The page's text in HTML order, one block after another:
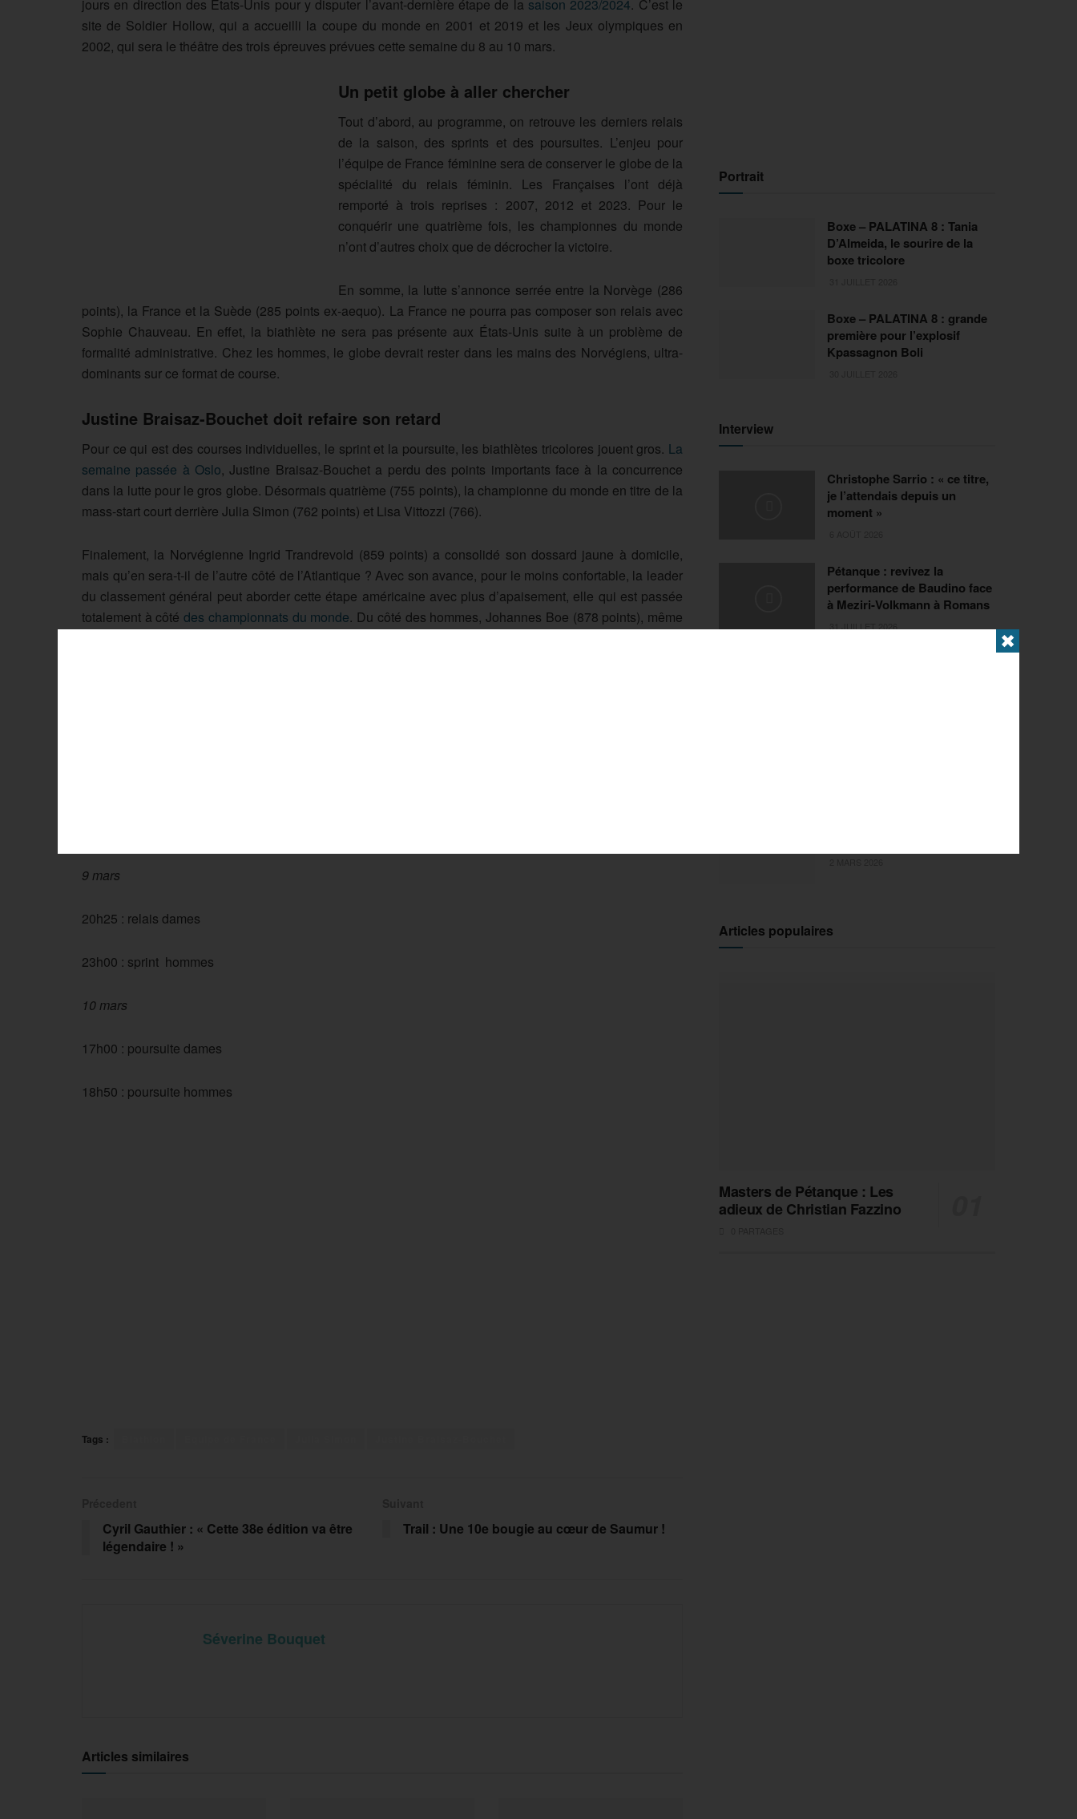
jours en direction des États-Unis pour y disputer l’avant-dernière étape de la saison 2023/2024. C’est le
site de Soldier Hollow, qui a accueilli la coupe du monde en 2001 et 2019 et les Jeux olympiques en
2002, qui sera le théâtre des trois épreuves prévues cette semaine du 8 au 10 mars.
Un petit globe à aller chercher
Tout d’abord, au programme, on retrouve les derniers relais
de la saison, des sprints et des poursuites. L’enjeu pour
l’équipe de France féminine sera de conserver le globe de la
spécialité du relais féminin. Les Françaises l’ont déjà
remporté à trois reprises : 2007, 2012 et 2023. Pour le
conquérir une quatrième fois, les championnes du monde
n’ont d’autres choix que de décrocher la victoire.
En somme, la lutte s’annonce serrée entre la Norvège (286
points), la France et la Suède (285 points ex-aequo). La France ne pourra pas composer son relais avec
Sophie Chauveau. En effet, la biathlète ne sera pas présente aux États-Unis suite à un problème de
formalité administrative. Chez les hommes, le globe devrait rester dans les mains des Norvégiens, ultra-
dominants sur ce format de course.
Justine Braisaz-Bouchet doit refaire son retard
Pour ce qui est des courses individuelles, le sprint et la poursuite, les biathlètes tricolores jouent gros. La
semaine passée à Oslo, Justine Braisaz-Bouchet a perdu des points importants face à la concurrence
dans la lutte pour le gros globe. Désormais quatrième (755 points), la championne du monde en titre de la
mass-start court derrière Julia Simon (762 points) et Lisa Vittozzi (766).
Finalement, la Norvégienne Ingrid Trandrevold (859 points) a consolidé son dossard jaune à domicile,
mais qu’en sera-t-il de l’autre côté de l’Atlantique ? Avec son avance, pour le moins confortable, la leader
du classement général peut aborder cette étape américaine avec plus d’apaisement, elle qui est passée
totalement à côtédes championnats du monde. Du côté des hommes, Johannes Boe (878 points), même
9 mars
20h25 : relais dames
23h00 : sprint hommes
10 mars
17h00 : poursuite dames
18h50 : poursuite hommes
Tags :
Cyril Gauthier : « Cette 38e édition va être
légendaire ! »
Trail : Une 10e bougie au cœur de Saumur !
Séverine Bouquet
Articles similaires
Portrait
Boxe – PALATINA 8 : Tania
D’Almeida, le sourire de la
boxe tricolore
Boxe – PALATINA 8 : grande
première pour l’explosif
Kpassagnon Boli
Interview
Christophe Sarrio : « ce titre,
je l’attendais depuis un
moment »
Pétanque : revivez la
performance de Baudino face
à Meziri-Volkmann à Romans
31 JUILLET 2026
Articles populaires
Masters de Pétanque : Les
adieux de Christian Fazzino
✖